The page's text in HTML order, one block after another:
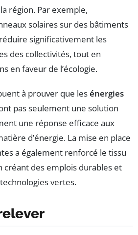
région. Par exemple,
solaires sur des bâtiments
significativement les
des collectivités, tout en
en faveur de l’écologie.
à prouver que lesénergies
pas seulement une solution
une réponse efficace aux
d’énergie. La mise en place
a également renforcé le tissu
créant des emplois durables et
vertes.